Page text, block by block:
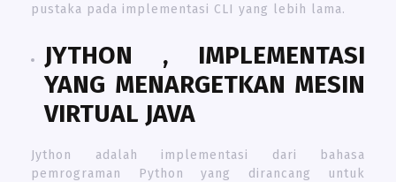
pustaka pada implementasi CLI yang lebih lama.
JYTHON , IMPLEMENTASI
YANG MENARGETKAN MESIN
VIRTUAL JAVA
Jython adalah implementasi dari bahasa
pemrograman Python yang dirancang untuk